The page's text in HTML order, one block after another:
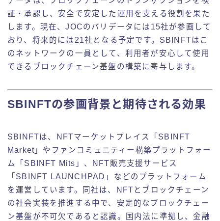
証・承認し、安全で安定した運用を支える役割を果た
します。現在、JOCのバリデータには15社が参画して
おり、将来的には21社となる予定です。SBINFTはこ
のネットワークの一員として、利用者が安心して使用
できるブロックチェーン基盤の構築に寄与します。
SBINFTの参画背景と期待される効果
SBINFTは、NFTマーケットプレイス「SBINFT
Market」やファンコミュニティー構築プラットフォー
ム「SBINFT Mits」、NFT販売支援サービス
「SBINFT LAUNCHPAD」などのプラットフォーム
を運営しています。同社は、NFTとブロックチェーン
の社会実装を推進する中で、安定的なブロックチェー
ン基盤が不可欠であると認識。国内法に準拠し、金融